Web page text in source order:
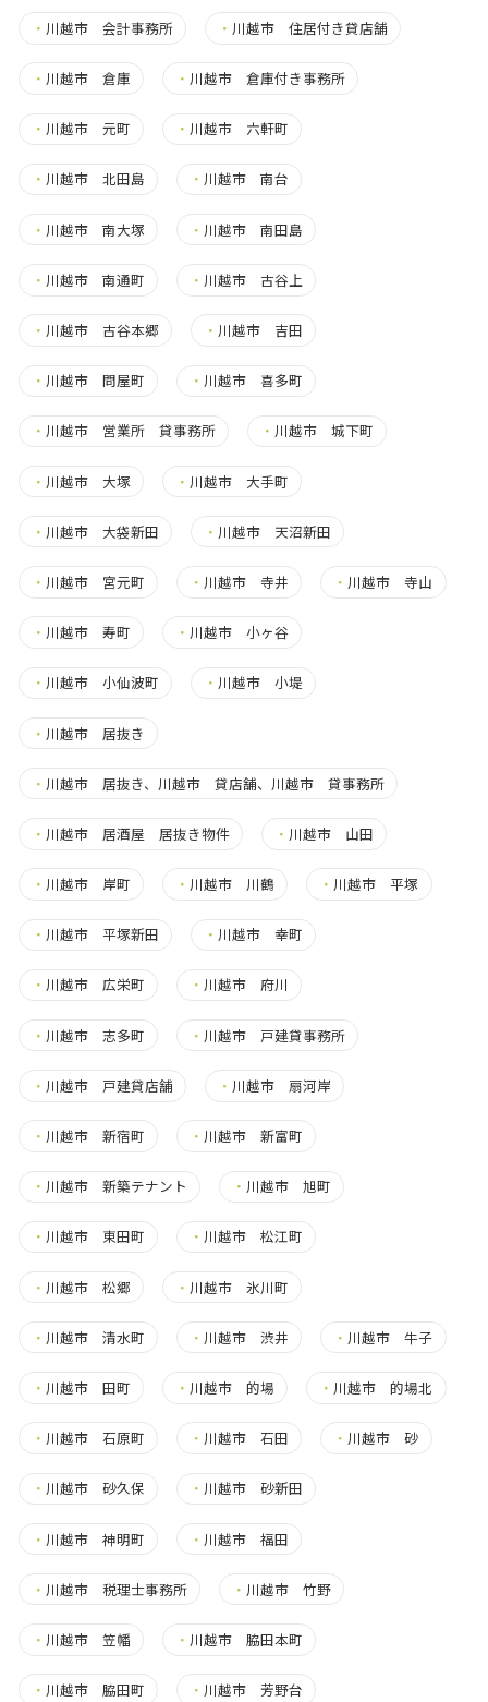
・ 川越市 会計事務所 ・ 川越市 住居付き貸店舗
・ 川越市 倉庫 ・ 川越市 倉庫付き事務所
・ 川越市 元町 ・ 川越市 六軒町
・ 川越市 北田島 ・ 川越市 南台
・ 川越市 南大塚 ・ 川越市 南田島
・ 川越市 南通町 ・ 川越市 古谷上
・ 川越市 古谷本郷 ・ 川越市 吉田
・ 川越市 問屋町 ・ 川越市 喜多町
・ 川越市 営業所 貸事務所 ・ 川越市 城下町
・ 川越市 大塚 ・ 川越市 大手町
・ 川越市 大袋新田 ・ 川越市 天沼新田
・ 川越市 宮元町 ・ 川越市 寺井 ・ 川越市 寺山
・ 川越市 寿町 ・ 川越市 小ヶ谷
・ 川越市 小仙波町 ・ 川越市 小堤
・ 川越市 居抜き
・ 川越市 居抜き、川越市 貸店舗、川越市 貸事務所
・ 川越市 居酒屋 居抜き物件 ・ 川越市 山田
・ 川越市 岸町 ・ 川越市 川鶴 ・ 川越市 平塚
・ 川越市 平塚新田 ・ 川越市 幸町
・ 川越市 広栄町 ・ 川越市 府川
・ 川越市 志多町 ・ 川越市 戸建貸事務所
・ 川越市 戸建貸店舗 ・ 川越市 扇河岸
・ 川越市 新宿町 ・ 川越市 新富町
・ 川越市 新築テナント ・ 川越市 旭町
・ 川越市 東田町 ・ 川越市 松江町
・ 川越市 松郷 ・ 川越市 氷川町
・ 川越市 清水町 ・ 川越市 渋井 ・ 川越市 牛子
・ 川越市 田町 ・ 川越市 的場 ・ 川越市 的場北
・ 川越市 石原町 ・ 川越市 石田 ・ 川越市 砂
・ 川越市 砂久保 ・ 川越市 砂新田
・ 川越市 神明町 ・ 川越市 福田
・ 川越市 税理士事務所 ・ 川越市 竹野
・ 川越市 笠幡 ・ 川越市 脇田本町
・ 川越市 脇田町 ・ 川越市 芳野台